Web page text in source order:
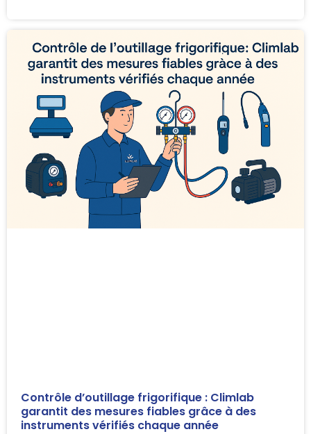
Contrôle d’outillage frigorifique : Climlab
garantit des mesures fiables grâce à des
instruments vérifiés chaque année